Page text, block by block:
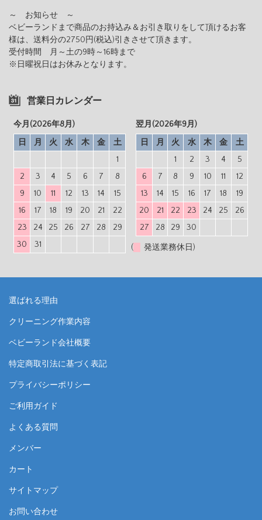
～ お知らせ ～
ベビーランドまで商品のお持込み＆お引き取りをして頂けるお客
様は、送料分の2750円(税込)引きさせて頂きます。
受付時間 月～土の9時～16時まで
※日曜祝日はお休みとなります。
営業日カレンダー
今月(2026年8月)
日
月 火 水 木 金
土
1
2
3 4 5 6 7
8
9
10 11 12 13 14
15
16
17 18 19 20 21
22
23
24 25 26 27 28
29
30
31
翌月(2026年9月)
日
月 火 水 木 金
土
1
2 3 4
5
6
7 8 9 10 11
12
13
14 15 16 17 18
19
20
21 22 23 24 25
26
27
28 29 30
( 発送業務休日)
選ばれる理由
クリーニング作業内容
ベビーランド会社概要
特定商取引法に基づく表記
プライバシーポリシー
ご利用ガイド
よくある質問
メンバー
カート
サイトマップ
お問い合わせ